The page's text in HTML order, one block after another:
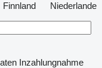
Finnland
Niederlande
Inzahlungnahme